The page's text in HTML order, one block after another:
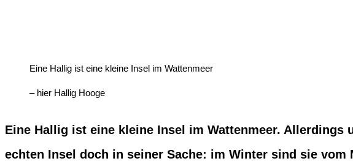
Eine Hallig ist eine kleine Insel im Wattenmeer
– hier Hallig Hooge
Eine Hallig ist eine kleine Insel im Wattenmeer. Allerdings
echten Insel doch in seiner Sache: im Winter sind sie vom